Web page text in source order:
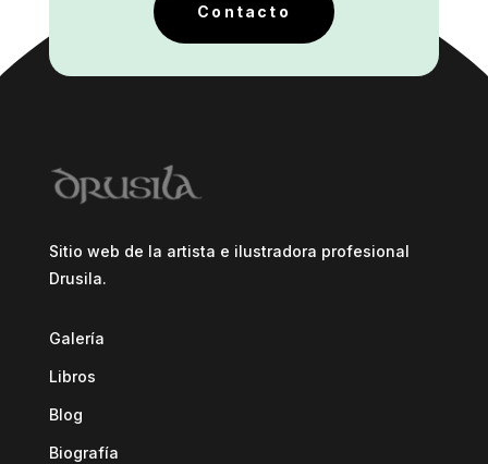
Contacto
Sitio web de la artista e ilustradora profesional
Drusila.
Galería
Libros
Blog
Biografía